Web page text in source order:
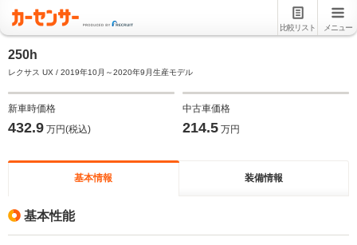
比較リスト メニュー
250h
レクサス UX / 2019年10月～2020年9月生産モデル
新車時価格
432.9 万円(税込)
中古車価格
214.5 万円
基本情報 装備情報
基本性能